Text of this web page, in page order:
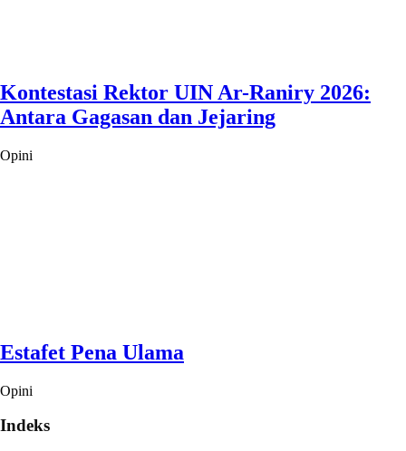
Kontestasi Rektor UIN Ar-Raniry 2026:
Antara Gagasan dan Jejaring
Opini
Estafet Pena Ulama
Opini
Indeks